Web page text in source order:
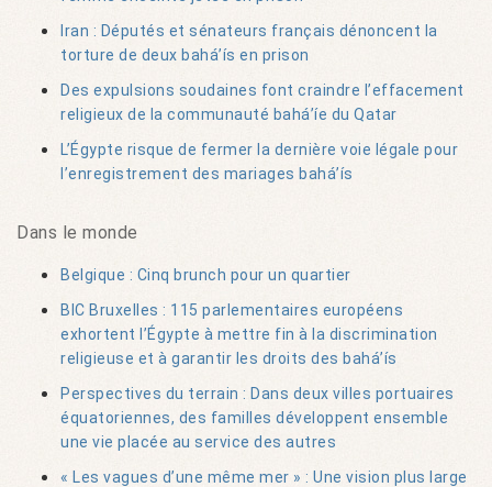
Iran : Députés et sénateurs français dénoncent la
torture de deux bahá’ís en prison
Des expulsions soudaines font craindre l’effacement
religieux de la communauté bahá’íe du Qatar
L’Égypte risque de fermer la dernière voie légale pour
l’enregistrement des mariages bahá’ís
Dans le monde
Belgique : Cinq brunch pour un quartier
BIC Bruxelles : 115 parlementaires européens
exhortent l’Égypte à mettre fin à la discrimination
religieuse et à garantir les droits des bahá’ís
Perspectives du terrain : Dans deux villes portuaires
équatoriennes, des familles développent ensemble
une vie placée au service des autres
« Les vagues d’une même mer » : Une vision plus large